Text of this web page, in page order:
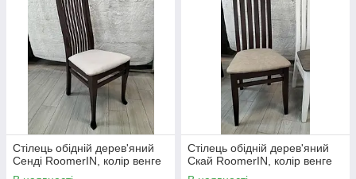
Стілець обідній дерев'яний
Сенді RoomerIN, колір венге
Стілець обідній дерев'яний
Скай RoomerIN, колір венге